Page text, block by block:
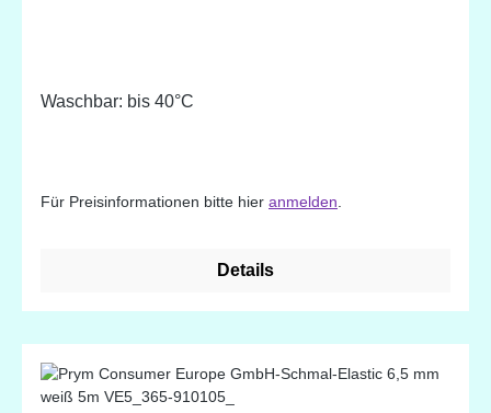
Waschbar: bis 40°C
Für Preisinformationen bitte hier anmelden
Details